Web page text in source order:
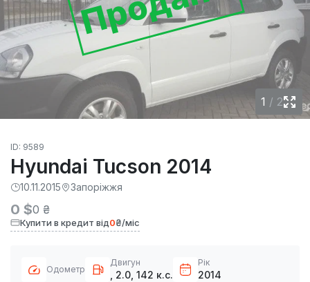
1 / 2
ID: 9589
Hyundai Tucson 2014
10.11.2015 Запоріжжя
0 $0 ₴
Купити в кредит від0₴/міс
Одометр
Двигун
, 2.0, 142 к.с.
Рік
2014